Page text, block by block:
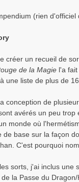
(rien
créer un recueil de
de la Magie l'a
une liste de plus de
conception de
avérés un peu
monde où
de base sur la façon
C'est pourquoi
sorts, j'ai inclus
la Passe du